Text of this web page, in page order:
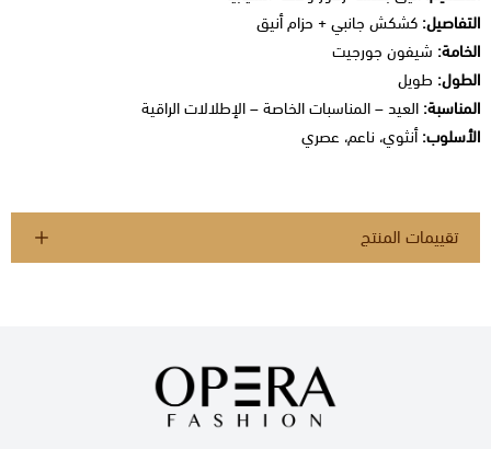
التفاصيل: كشكش جانبي + حزام أنيق
الخامة: شيفون جورجيت
الطول: طويل
المناسبة: العيد – المناسبات الخاصة – الإطلالات الراقية
الأسلوب:أنثوي، ناعم، عصري
تقييمات المنتج